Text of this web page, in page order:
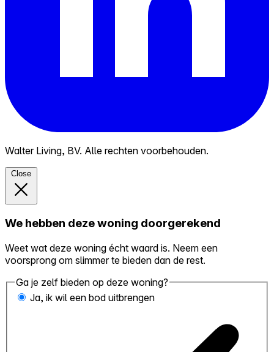
Walter Living, BV. Alle rechten voorbehouden.
Close
We hebben deze woning doorgerekend
Weet wat deze woning écht waard is. Neem een
voorsprong om slimmer te bieden dan de rest.
Ga je zelf bieden op deze woning?
Ja, ik wil een bod uitbrengen